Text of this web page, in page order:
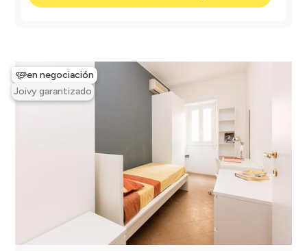
en negociación
Joivy garantizado